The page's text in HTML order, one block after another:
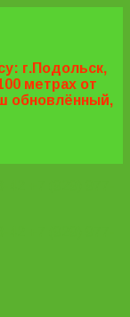
г.Подольск,
метрах от
обновлённый,